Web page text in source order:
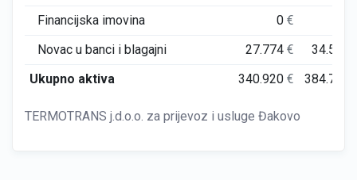
Financijska imovina
0€
Novac u banci i blagajni
27.774€ 34.578
Ukupno aktiva
340.920€ 384.702
TERMOTRANS j.d.o.o. za prijevoz i usluge Đakovo